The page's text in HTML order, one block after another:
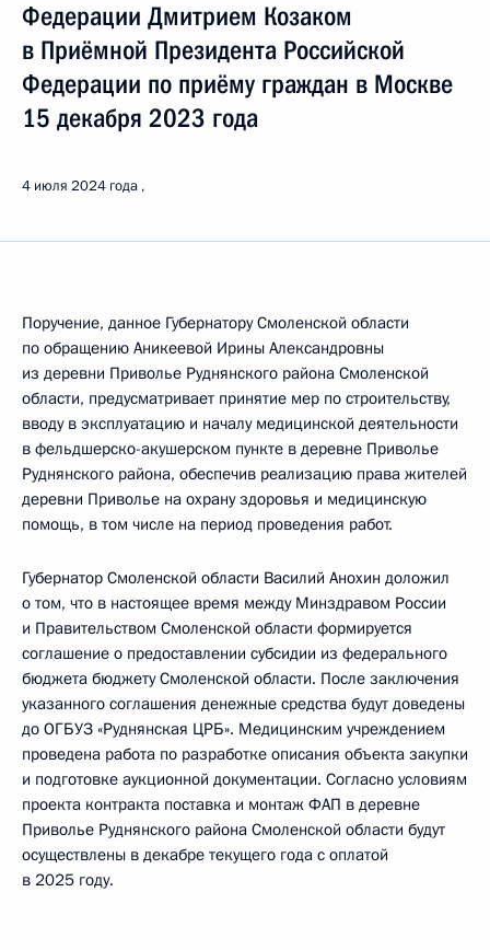
Федерации Дмитрием Козаком
в Приёмной Президента Российской
Федерации по приёму граждан в Москве
15 декабря 2023 года
4 июля 2024 года
Поручение, данное Губернатору Смоленской области
по обращению Аникеевой Ирины Александровны
из деревни Приволье Руднянского района Смоленской
области, предусматривает принятие мер по строительству,
вводу в эксплуатацию и началу медицинской деятельности
в фельдшерско-акушерском пункте в деревне Приволье
Руднянского района, обеспечив реализацию права жителей
деревни Приволье на охрану здоровья и медицинскую
помощь, в том числе на период проведения работ.
Губернатор Смоленской области Василий Анохин доложил
о том, что в настоящее время между Минздравом России
и Правительством Смоленской области формируется
соглашение о предоставлении субсидии из федерального
бюджета бюджету Смоленской области. После заключения
указанного соглашения денежные средства будут доведены
до ОГБУЗ «Руднянская ЦРБ». Медицинским учреждением
проведена работа по разработке описания объекта закупки
и подготовке аукционной документации. Согласно условиям
проекта контракта поставка и монтаж ФАП в деревне
Приволье Руднянского района Смоленской области будут
осуществлены в декабре текущего года с оплатой
в 2025 году.